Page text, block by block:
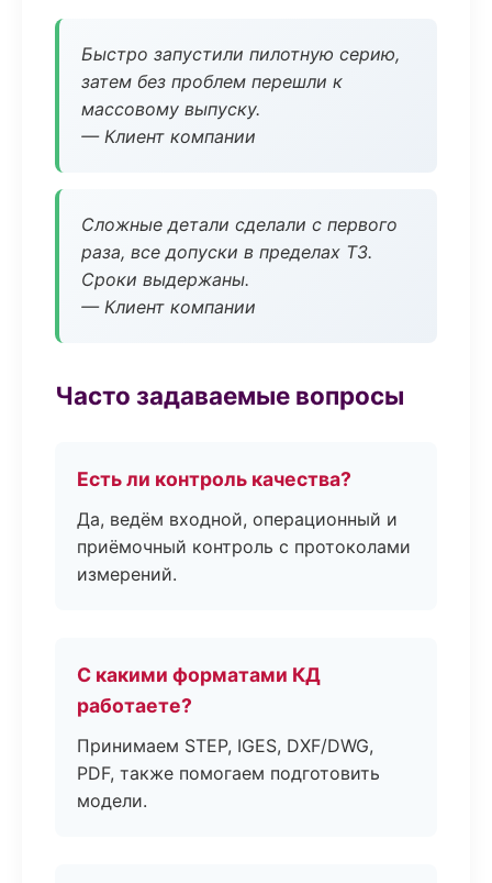
Быстро запустили пилотную серию,
затем без проблем перешли к
массовому выпуску.
— Клиент компании
Сложные детали сделали с первого
раза, все допуски в пределах ТЗ.
Сроки выдержаны.
— Клиент компании
Часто задаваемые вопросы
Есть ли контроль качества?
Да, ведём входной, операционный и
приёмочный контроль с протоколами
измерений.
С какими форматами КД
работаете?
Принимаем STEP, IGES, DXF/DWG,
PDF, также помогаем подготовить
модели.